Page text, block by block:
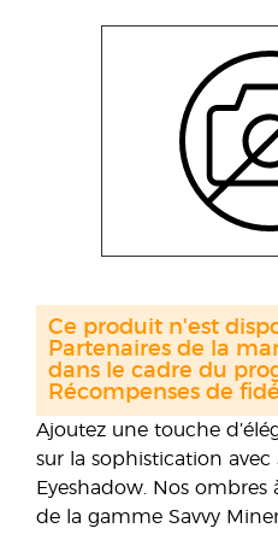
Ajoutez une touche
sur la sophistication avec
Eyeshadow. Nos
de la gamme Savvy
Ce produit n'est
Partenaires de la
dans le cadre du
Récompenses de